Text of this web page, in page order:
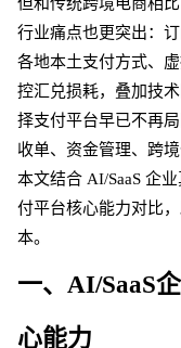
行业痛点也更突出：
各地本土支付方式、
控汇兑损耗，叠加技
择支付平台早已不再
收单、资金管理、跨
本文结合 AI/SaaS 企
付平台核心能力对比
本。
一、 AI/SaaS
心能力